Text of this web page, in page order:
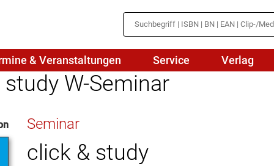
Physik
& Veranstaltungen Service Verlag
W-Seminar
Seminar
click & study